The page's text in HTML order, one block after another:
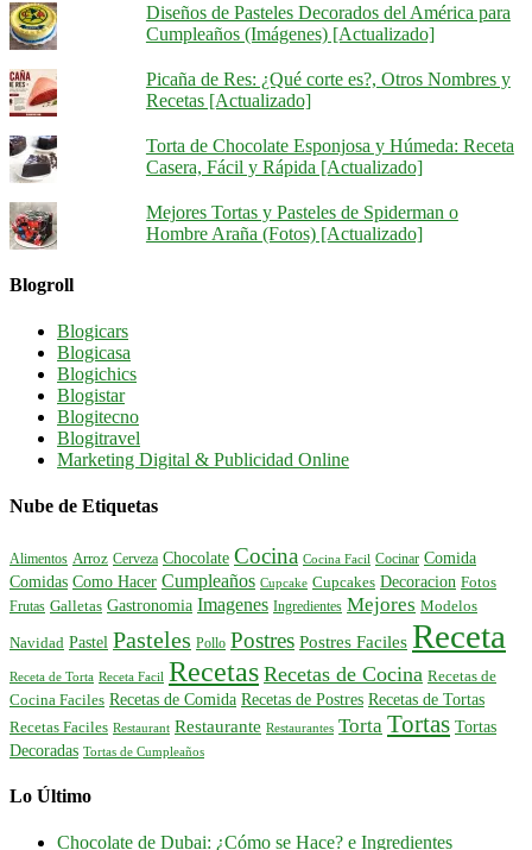
Diseños de Pasteles Decorados del América para
Cumpleaños (Imágenes) [Actualizado]
Picaña de Res: ¿Qué corte es?, Otros Nombres y
Recetas [Actualizado]
Torta de Chocolate Esponjosa y Húmeda: Receta
Casera, Fácil y Rápida [Actualizado]
Mejores Tortas y Pasteles de Spiderman o
Hombre Araña (Fotos) [Actualizado]
Blogroll
Blogicars
Blogicasa
Blogichics
Blogistar
Blogitecno
Blogitravel
Marketing Digital & Publicidad Online
Nube de Etiquetas
Alimentos Arroz Cerveza Chocolate Cocina Cocina Facil Cocinar Comida
Comidas Como Hacer Cumpleaños Cupcake Cupcakes Decoracion Fotos
Frutas Galletas Gastronomia Imagenes Ingredientes Mejores Modelos
Navidad Pastel Pasteles Pollo Postres Postres Faciles Receta
Receta de Torta Receta Facil Recetas Recetas de Cocina Recetas de
Cocina Faciles Recetas de Comida Recetas de Postres Recetas de Tortas
Recetas Faciles Restaurant Restaurante Restaurantes Torta Tortas Tortas
Decoradas Tortas de Cumpleaños
Lo Último
Chocolate de Dubai: ¿Cómo se Hace? e Ingredientes